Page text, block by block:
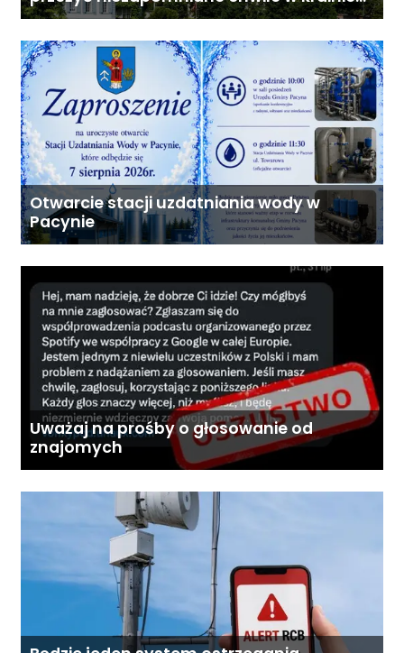
pesto i słońca
Otwarcie stacji uzdatniania wody w
Pacynie
Uważaj na prośby o głosowanie od
znajomych